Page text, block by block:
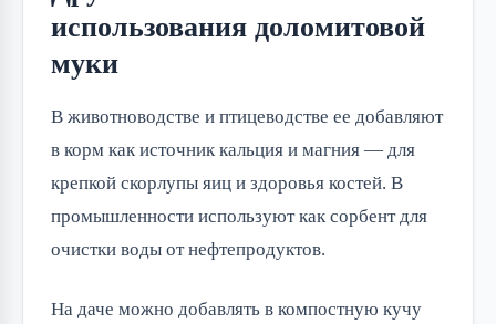
использования доломитовой
муки
В животноводстве и птицеводстве ее добавляют
в корм как источник кальция и магния — для
крепкой скорлупы яиц и здоровья костей. В
промышленности используют как сорбент для
очистки воды от нефтепродуктов.
На даче можно добавлять в компостную кучу